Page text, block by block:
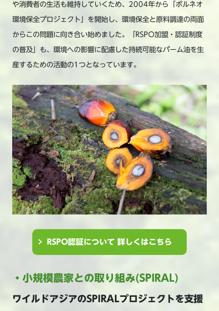
や消費者の生活も維持していくため、2004年から「ボルネオ
環境保全プロジェクト」を開始し、環境保全と原料調達の両面
からこの問題に向き合い始めました。「RSPO加盟・認証制度
の普及」も、環境への影響に配慮した持続可能なパーム油を生
産するための活動の1つとなっています。
RSPO認証について 詳しくはこちら
・小規模農家との取り組み(SPIRAL)
ワイルドアジアのSPIRALプロジェクトを支援